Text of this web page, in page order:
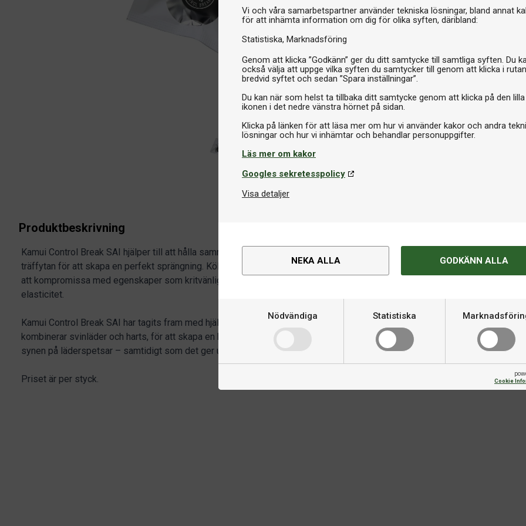
Vi och våra samarbetspartner använder tekniska lösningar, bland annat
för att inhämta information om dig för olika syften, däribland:
Statistiska Marknadsföring
Genom att klicka ”Godkänn” ger du ditt samtycke till samtliga syften. Du
också välja att uppge vilka syften du samtycker till genom att klicka i rutan
bredvid syftet och sedan ”Spara inställningar”.
Du kan när som helst ta tillbaka ditt samtycke genom att klicka på den lilla
ikonen i det nedre vänstra hörnet på sidan.
Klicka på länken för att läsa mer om hur vi använder kakor och andra
Läs mer om kakor
Googles sekretesspolicy
Visa detaljer
NEKA ALLA GODKÄNN ALLA
Nödvändiga Statistiska
Cookie
Produktbeskrivning
Kamui Control Break SAI hjälper till att hålla samman köläder och krita och maximerar
träffytan för att skapa en perfekt sprängning. Kölädret har en enastående skruvkontroll, utan
att kompromissa med egenskaper som kritvänlighet, grepp, brett träffområde och hög
elasticitet.
Kamui Control Break SAI har tagits fram med hjälp av en tillverkningsprocess som
kombinerar svinläder och harts, för att skapa en hårdhet som utmanar den traditionella
synen på läderspetsar – samtidigt som det ger utmärkta egenskaper för skruvkontroll.
Priset är per styck.